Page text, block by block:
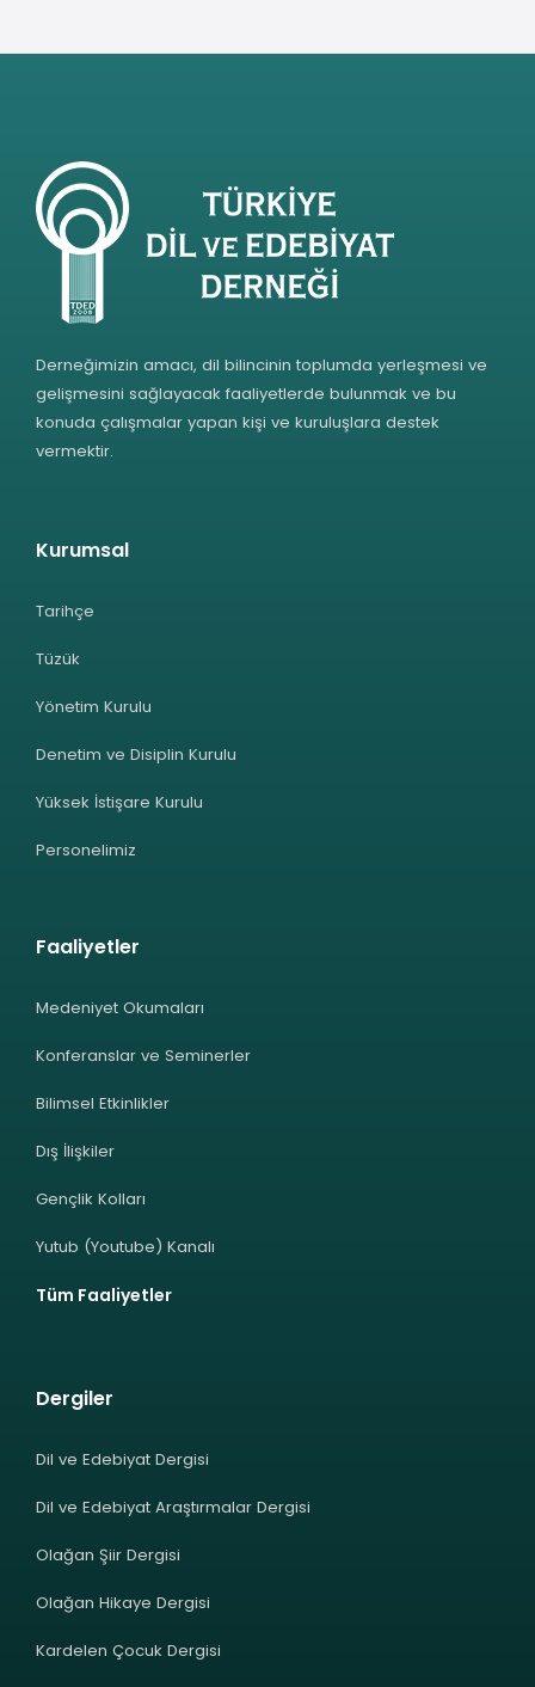
Derneğimizin amacı, dil bilincinin toplumda yerleşmesi ve
gelişmesini sağlayacak faaliyetlerde bulunmak ve bu
konuda çalışmalar yapan kişi ve kuruluşlara destek
vermektir.
Kurumsal
Tarihçe
Tüzük
Yönetim Kurulu
Denetim ve Disiplin Kurulu
Yüksek İstişare Kurulu
Personelimiz
Faaliyetler
Medeniyet Okumaları
Konferanslar ve Seminerler
Bilimsel Etkinlikler
Dış İlişkiler
Gençlik Kolları
Yutub (Youtube) Kanalı
Tüm Faaliyetler
Dergiler
Dil ve Edebiyat Dergisi
Dil ve Edebiyat Araştırmalar Dergisi
Olağan Şiir Dergisi
Olağan Hikaye Dergisi
Kardelen Çocuk Dergisi